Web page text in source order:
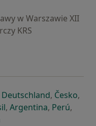
w Warszawie XII
KRS
karcie
się w nowej karcie
się w nowej
Deutschlandotwiera się
, Česko,
karcie
nowej karcie
się w nowej karcie
otwiera się w nowej
, Argentinaotwiera się
, Perú,